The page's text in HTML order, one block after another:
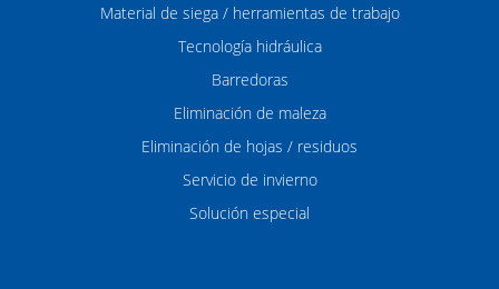
Material de siega / herramientas de trabajo
Tecnología hidráulica
Barredoras
Eliminación de maleza
Eliminación de hojas / residuos
Servicio de invierno
Solución especial